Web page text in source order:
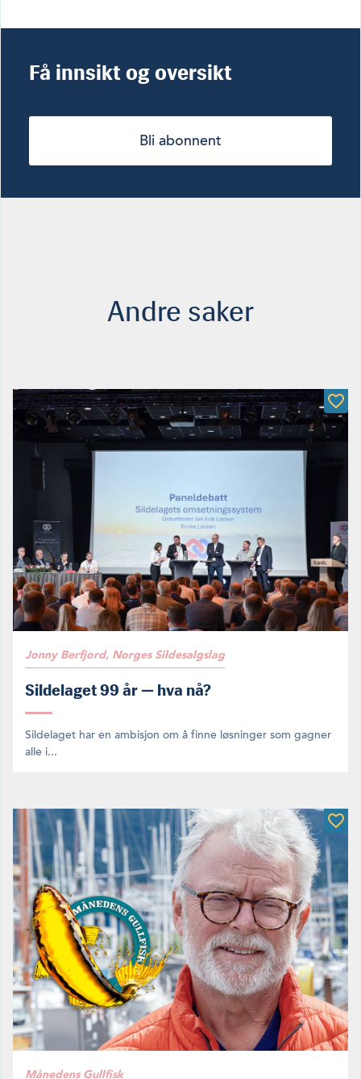
Få innsikt og oversikt
Bli abonnent
Andre saker
Jonny Berfjord, Norges Sildesalgslag
Sildelaget 99 år — hva nå?
Sildelaget har en ambisjon om å finne løsninger som gagner
alle i...
Månedens Gullfisk